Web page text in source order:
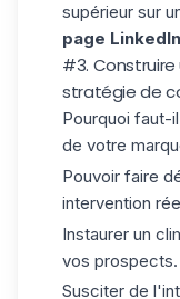
supérieur sur
page LinkedIn
#3.
stratégie de
Pourquoi faut-
de votre
Pouvoir faire
intervention
Instaurer un
vos prospects.
Susciter de